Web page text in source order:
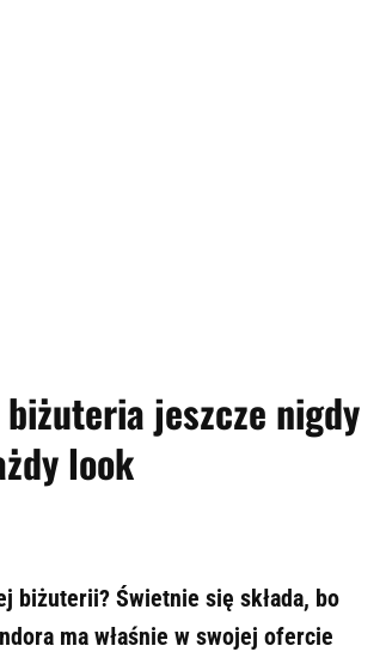
jeszcze nigdy
look
biżuterii? Świetnie się składa, bo
ma właśnie w swojej ofercie